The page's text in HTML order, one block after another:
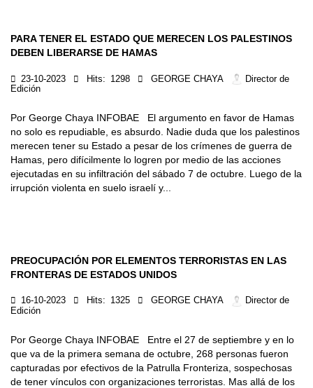
PARA TENER EL ESTADO QUE MERECEN LOS PALESTINOS
DEBEN LIBERARSE DE HAMAS
23-10-2023 Hits: 1298 GEORGE CHAYA
Director de
Edición
Por George Chaya INFOBAE El argumento en favor de Hamas
no solo es repudiable, es absurdo. Nadie duda que los palestinos
merecen tener su Estado a pesar de los crímenes de guerra de
Hamas, pero difícilmente lo logren por medio de las acciones
ejecutadas en su infiltración del sábado 7 de octubre. Luego de la
irrupción violenta en suelo israelí y...
PREOCUPACIÓN POR ELEMENTOS TERRORISTAS EN LAS
FRONTERAS DE ESTADOS UNIDOS
16-10-2023 Hits: 1325 GEORGE CHAYA
Director de
Edición
Por George Chaya INFOBAE Entre el 27 de septiembre y en lo
que va de la primera semana de octubre, 268 personas fueron
capturadas por efectivos de la Patrulla Fronteriza, sospechosas
de tener vínculos con organizaciones terroristas. Mas allá de los